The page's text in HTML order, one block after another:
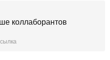
коллаборантов